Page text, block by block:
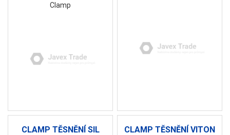
Clamp
CLAMP TĚSNĚNÍ SIL CLAMP TĚSNĚNÍ VITON